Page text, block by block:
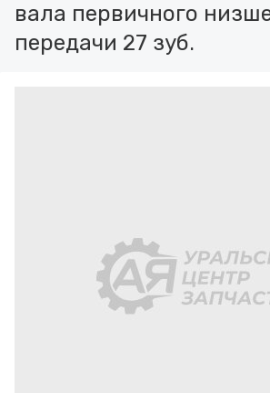
вала первичного
передачи 27 зуб.